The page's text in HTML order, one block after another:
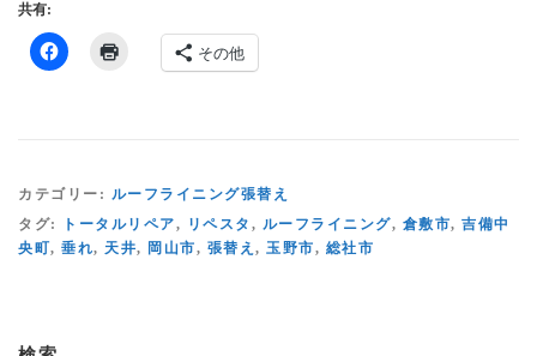
共有:
その他
カテゴリー: ルーフライニング張替え
タグ:
トータルリペア, リペスタ , ルーフライニング, 倉敷市, 吉備中
央町, 垂れ, 天井, 岡山市, 張替え , 玉野市, 総社市